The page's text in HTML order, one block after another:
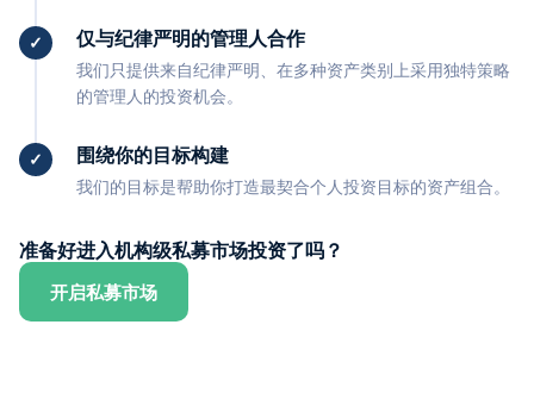
仅与纪律严明的管理人合作
我们只提供来自纪律严明、在多种资产类别上采用独特策略
的管理人的投资机会。
围绕你的目标构建
我们的目标是帮助你打造最契合个人投资目标的资产组合。
准备好进入机构级私募市场投资了吗？
开启私募市场